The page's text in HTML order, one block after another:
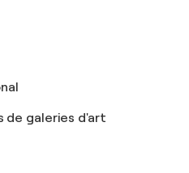
de galeries d'art